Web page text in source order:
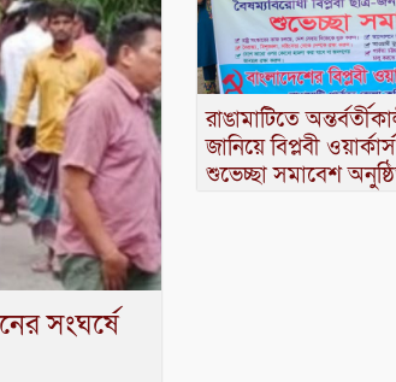
সংঘর্ষে
রাঙামাটিতে
জানিয়ে বিপ্লবী
শুভেচ্ছা সমাবেশ